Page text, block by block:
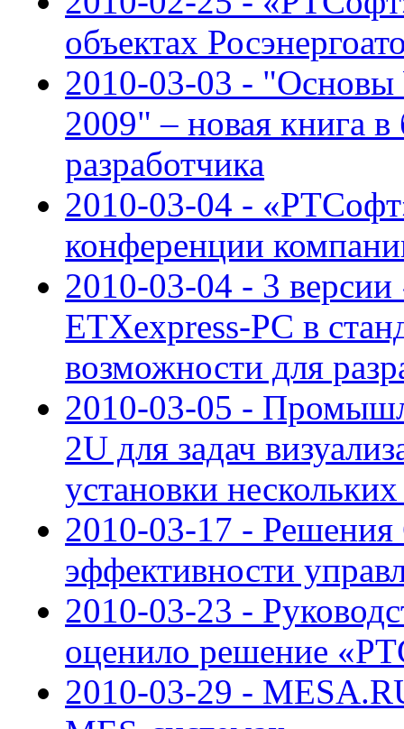
объектах
2010-03-03 - "Основы
2009" – новая книга в
разработчика
2010-03-04 -
конференции
2010-03-04 - 3
ETXexpress-PC в
возможности для
2010-03-05 -
2U для задач
установки
2010-03-17 -
эффективности
2010-03-23 -
оценило решение
2010-03-29 -